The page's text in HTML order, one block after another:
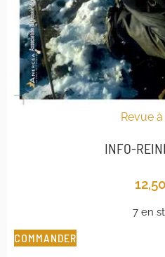
Revue à
INFO-
12,50
7 en
COMMANDER